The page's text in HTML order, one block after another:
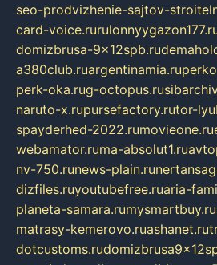
seo-prodvizhenie-sajtov-
card-voice.ru
domizbrusa-9x12spb.ru
a380club.ruargentinamia.ru
perk-oka.rug-octopus.ru
naruto-x.rupursefactory.rutor-
spayderhed-2022.rumovieone.ru
webamator.ruma-absolut1.ru
nv-750.runews-plain.ru
dizfiles.ruyoutubefree.ruaria-
planeta-samara.rumysmartbuy.ru
matrasy-kemerovo.ruashanet.ru
dotcustoms.ru